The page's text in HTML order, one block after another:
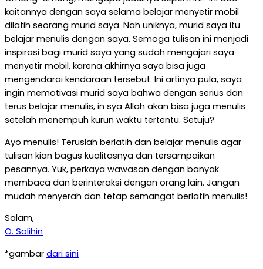
kaitannya dengan saya selama belajar menyetir mobil
dilatih seorang murid saya. Nah uniknya, murid saya itu
belajar menulis dengan saya. Semoga tulisan ini menjadi
inspirasi bagi murid saya yang sudah mengajari saya
menyetir mobil, karena akhirnya saya bisa juga
mengendarai kendaraan tersebut. Ini artinya pula, saya
ingin memotivasi murid saya bahwa dengan serius dan
terus belajar menulis, in sya Allah akan bisa juga menulis
setelah menempuh kurun waktu tertentu. Setuju?
Ayo menulis! Teruslah berlatih dan belajar menulis agar
tulisan kian bagus kualitasnya dan tersampaikan
pesannya. Yuk, perkaya wawasan dengan banyak
membaca dan berinteraksi dengan orang lain. Jangan
mudah menyerah dan tetap semangat berlatih menulis!
Salam,
O. Solihin
*gambar dari sini